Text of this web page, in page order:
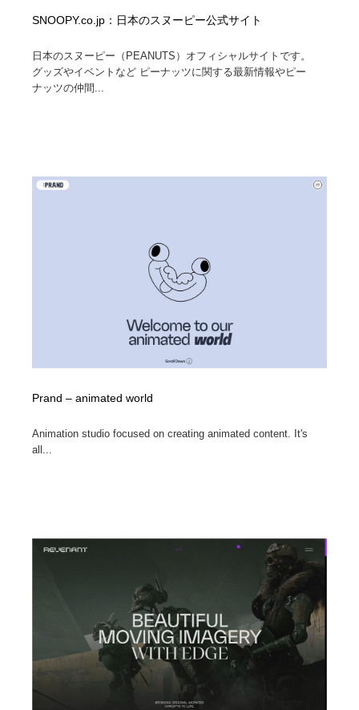
SNOOPY.co.jp：日本のスヌーピー公式サイト
日本のスヌーピー（PEANUTS）オフィシャルサイトです。
グッズやイベントなど ピーナッツに関する最新情報やピー
ナッツの仲間...
Prand – animated world
Animation studio focused on creating animated content. It's
all...